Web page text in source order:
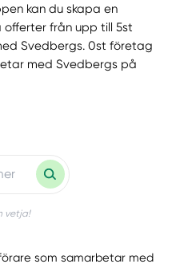
kan du skapa en
från upp till 5st
Svedbergs. 0st företag
med Svedbergs på
vetja!
som samarbetar med